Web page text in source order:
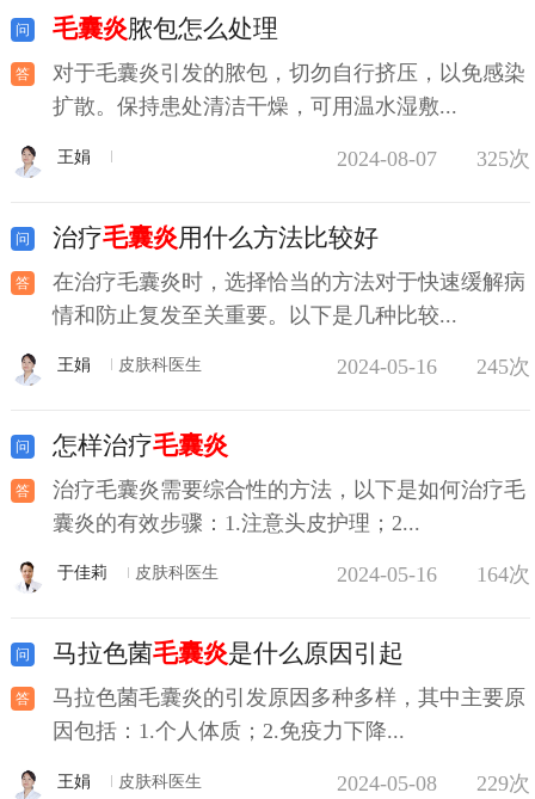
毛囊炎脓包怎么处理
对于毛囊炎引发的脓包，切勿自行挤压，以免感染
扩散。保持患处清洁干燥，可用温水湿敷...
王娟 2024-08-07 325次
治疗毛囊炎用什么方法比较好
在治疗毛囊炎时，选择恰当的方法对于快速缓解病
情和防止复发至关重要。以下是几种比较...
王娟 皮肤科医生 2024-05-16 245次
怎样治疗毛囊炎
治疗毛囊炎需要综合性的方法，以下是如何治疗毛
囊炎的有效步骤：1.注意头皮护理；2...
于佳莉 皮肤科医生 2024-05-16 164次
马拉色菌毛囊炎是什么原因引起
马拉色菌毛囊炎的引发原因多种多样，其中主要原
因包括：1.个人体质；2.免疫力下降...
王娟 皮肤科医生 2024-05-08 229次